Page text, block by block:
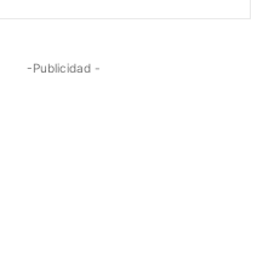
-Publicidad -